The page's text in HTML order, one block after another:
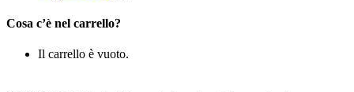
Cosa c’è nel carrello?
Il carrello è vuoto.